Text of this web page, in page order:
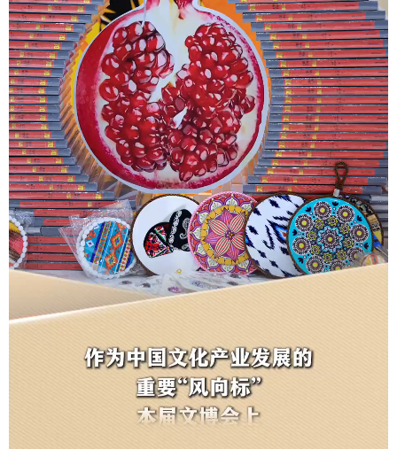
法律 中央文件 金融 汽车
食品 人居 信息化 数字经济
学术中国 乡村振兴 银龄 溯源中国
城市 旅游 能源 会展
彩票 娱乐 时尚 悦读
公益 一带一路 亚太网 上市公司
文化产业
地方频道
天津 河北
吉林 上海
安徽 福建